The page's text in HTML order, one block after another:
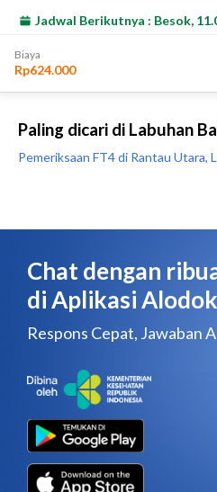
Paling dicari di Labuhan
Pemeriksaan FT4 di Rantau Utara,